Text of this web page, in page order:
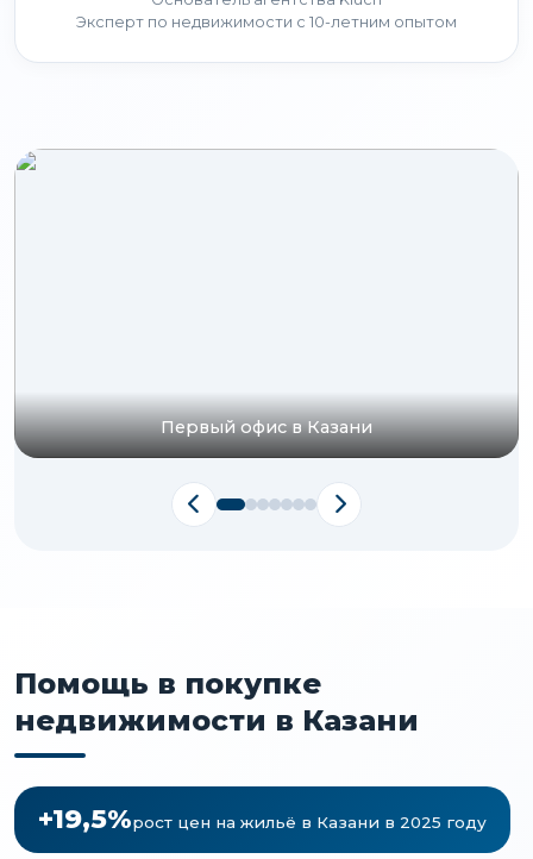
Эксперт по недвижимости с 10-летним опытом
Первый офис в Казани
Помощь в покупке
недвижимости в Казани
+19,5%рост цен на жильё в Казани в 2025 году